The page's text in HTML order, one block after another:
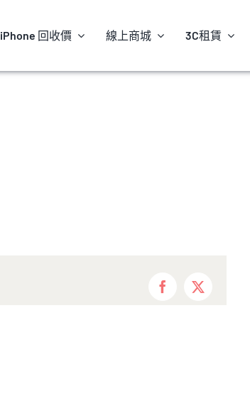
iPhone 回收價 線上商城 3C租賃
Facebook
X